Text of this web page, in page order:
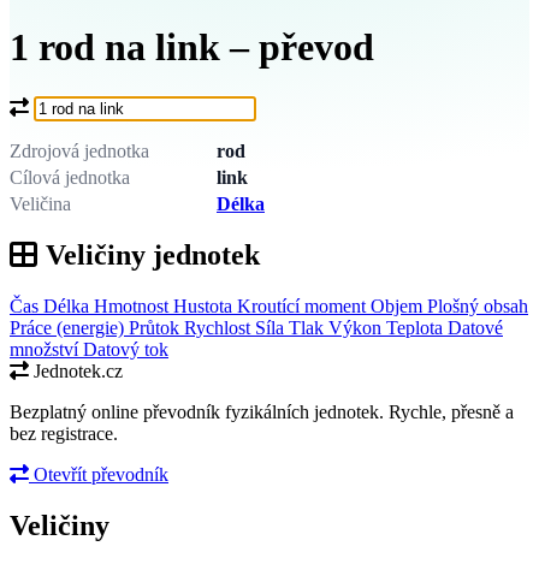
1 rod na link – převod
Co chcete převést?
Zdrojová jednotka
rod
Cílová jednotka
link
Veličina
Délka
Veličiny jednotek
Čas Délka Hmotnost Hustota Kroutící moment Objem Plošný obsah
Práce (energie) Průtok Rychlost Síla Tlak Výkon Teplota Datové
množstvíDatový tok
Jednotek.cz
Bezplatný online převodník fyzikálních jednotek. Rychle, přesně a
bez registrace.
Otevřít převodník
Veličiny